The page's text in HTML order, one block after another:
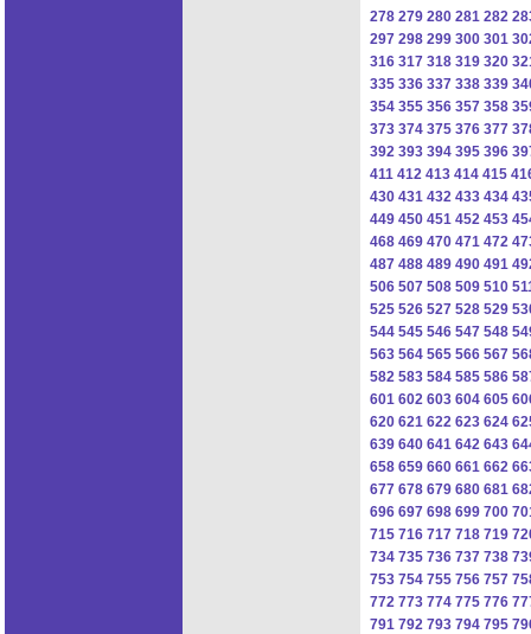
278 279 280 281 282
297 298 299 300 301
316 317 318 319 320
335 336 337 338 339
354 355 356 357 358
373 374 375 376 377
392 393 394 395 396
411 412 413 414 415
430 431 432 433 434
449 450 451 452 453
468 469 470 471 472
487 488 489 490 491
506 507 508 509 510
525 526 527 528 529
544 545 546 547 548
563 564 565 566 567
582 583 584 585 586
601 602 603 604 605
620 621 622 623 624
639 640 641 642 643
658 659 660 661 662
677 678 679 680 681
696 697 698 699 700
715 716 717 718 719
734 735 736 737 738
753 754 755 756 757
772 773 774 775 776
791 792 793 794 795